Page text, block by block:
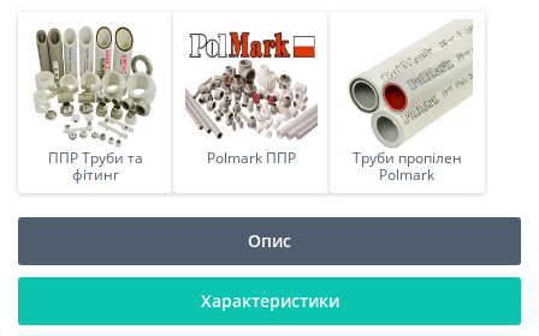
ППР Труби та
фітинг
Polmark ППР
Труби пропілен
Polmark
Опис
Характеристики